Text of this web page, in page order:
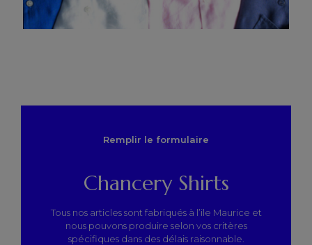
Remplir le formulaire
Chancery Shirts
Tous nos articles sont fabriqués à l’ile Maurice et
nous pouvons produire selon vos critères
spécifiques dans des délais raisonnable.